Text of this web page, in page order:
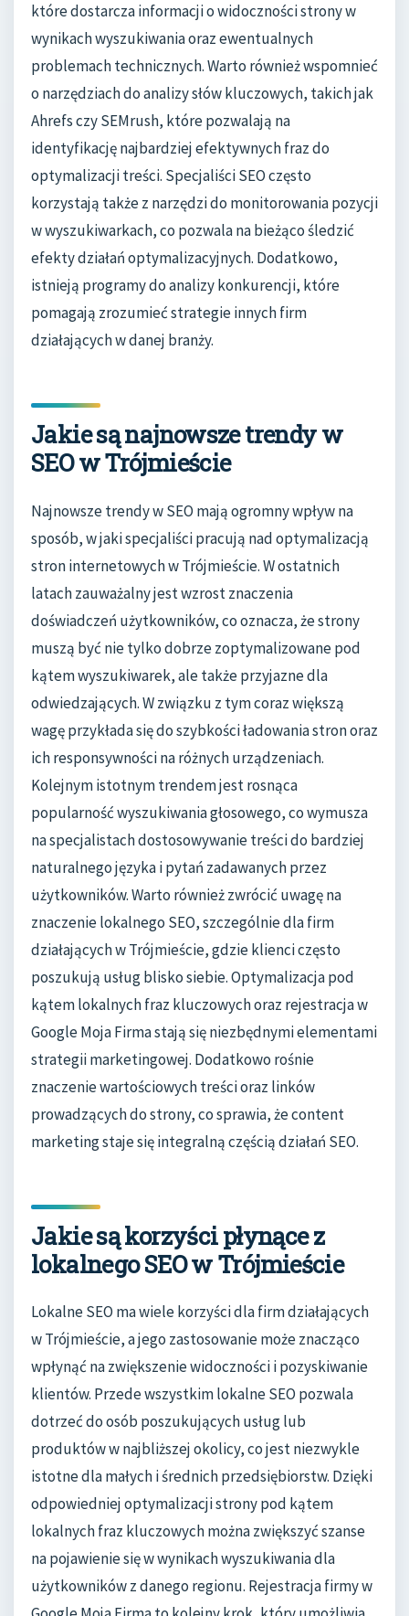
które dostarcza informacji o widoczności strony w
wynikach wyszukiwania oraz ewentualnych
problemach technicznych. Warto również wspomnieć
o narzędziach do analizy słów kluczowych, takich jak
Ahrefs czy SEMrush, które pozwalają na
identyfikację najbardziej efektywnych fraz do
optymalizacji treści. Specjaliści SEO często
korzystają także z narzędzi do monitorowania pozycji
w wyszukiwarkach, co pozwala na bieżąco śledzić
efekty działań optymalizacyjnych. Dodatkowo,
istnieją programy do analizy konkurencji, które
pomagają zrozumieć strategie innych firm
działających w danej branży.
Jakie są najnowsze trendy w
SEO w Trójmieście
Najnowsze trendy w SEO mają ogromny wpływ na
sposób, w jaki specjaliści pracują nad optymalizacją
stron internetowych w Trójmieście. W ostatnich
latach zauważalny jest wzrost znaczenia
doświadczeń użytkowników, co oznacza, że strony
muszą być nie tylko dobrze zoptymalizowane pod
kątem wyszukiwarek, ale także przyjazne dla
odwiedzających. W związku z tym coraz większą
wagę przykłada się do szybkości ładowania stron oraz
ich responsywności na różnych urządzeniach.
Kolejnym istotnym trendem jest rosnąca
popularność wyszukiwania głosowego, co wymusza
na specjalistach dostosowywanie treści do bardziej
naturalnego języka i pytań zadawanych przez
użytkowników. Warto również zwrócić uwagę na
znaczenie lokalnego SEO, szczególnie dla firm
działających w Trójmieście, gdzie klienci często
poszukują usług blisko siebie. Optymalizacja pod
kątem lokalnych fraz kluczowych oraz rejestracja w
Google Moja Firma stają się niezbędnymi elementami
strategii marketingowej. Dodatkowo rośnie
znaczenie wartościowych treści oraz linków
prowadzących do strony, co sprawia, że content
marketing staje się integralną częścią działań SEO.
Jakie są korzyści płynące z
lokalnego SEO w Trójmieście
Lokalne SEO ma wiele korzyści dla firm działających
w Trójmieście, a jego zastosowanie może znacząco
wpłynąć na zwiększenie widoczności i pozyskiwanie
klientów. Przede wszystkim lokalne SEO pozwala
dotrzeć do osób poszukujących usług lub
produktów w najbliższej okolicy, co jest niezwykle
istotne dla małych i średnich przedsiębiorstw. Dzięki
odpowiedniej optymalizacji strony pod kątem
lokalnych fraz kluczowych można zwiększyć szanse
na pojawienie się w wynikach wyszukiwania dla
użytkowników z danego regionu. Rejestracja firmy w